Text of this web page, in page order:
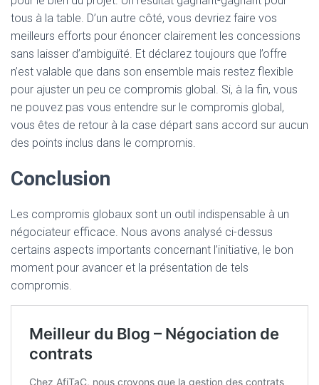
tous à la table. D’un autre côté, vous devriez faire vos
meilleurs efforts pour énoncer clairement les concessions
sans laisser d’ambiguïté. Et déclarez toujours que l’offre
n’est valable que dans son ensemble mais restez flexible
pour ajuster un peu ce compromis global. Si, à la fin, vous
ne pouvez pas vous entendre sur le compromis global,
vous êtes de retour à la case départ sans accord sur aucun
des points inclus dans le compromis.
Conclusion
Les compromis globaux sont un outil indispensable à un
négociateur efficace. Nous avons analysé ci-dessus
certains aspects importants concernant l’initiative, le bon
moment pour avancer et la présentation de tels
compromis.